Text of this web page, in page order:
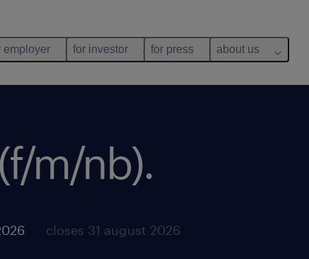
employer for investor for press about us
m/nb).
closes 31 august 2026